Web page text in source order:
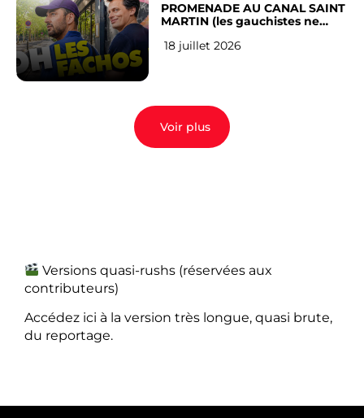
PROMENADE AU CANAL SAINT
MARTIN (les gauchistes ne
18 juillet 2026
Voir plus
Versions quasi-rushs (réservées aux
contributeurs)
Accédez ici à la version très longue, quasi brute,
du reportage.